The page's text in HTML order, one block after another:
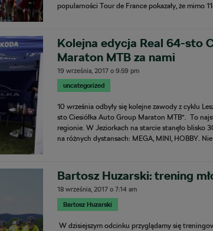
popularności Tour de France pokazały, że mimo
Kolejna edycja Real 64-sto
Maraton MTB za nami
19 września, 2017 o9:59 pm
uncategorized
10 września odbyły się kolejne zawody z cyklu
sto Ciesiółka Auto Group Maraton MTB”. To
regionie. W Jeziorkach na starcie stanęło blisko
na różnych dystansach: MEGA, MINI, HOBBY.
Bartosz Huzarski: trening
18 września, 2017 o7:14 am
Bartosz Huzarski
W dzisiejszym odcinku przyglądamy się